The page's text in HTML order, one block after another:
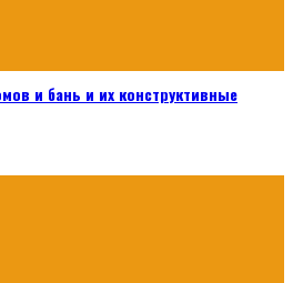
и бань и их конструктивные